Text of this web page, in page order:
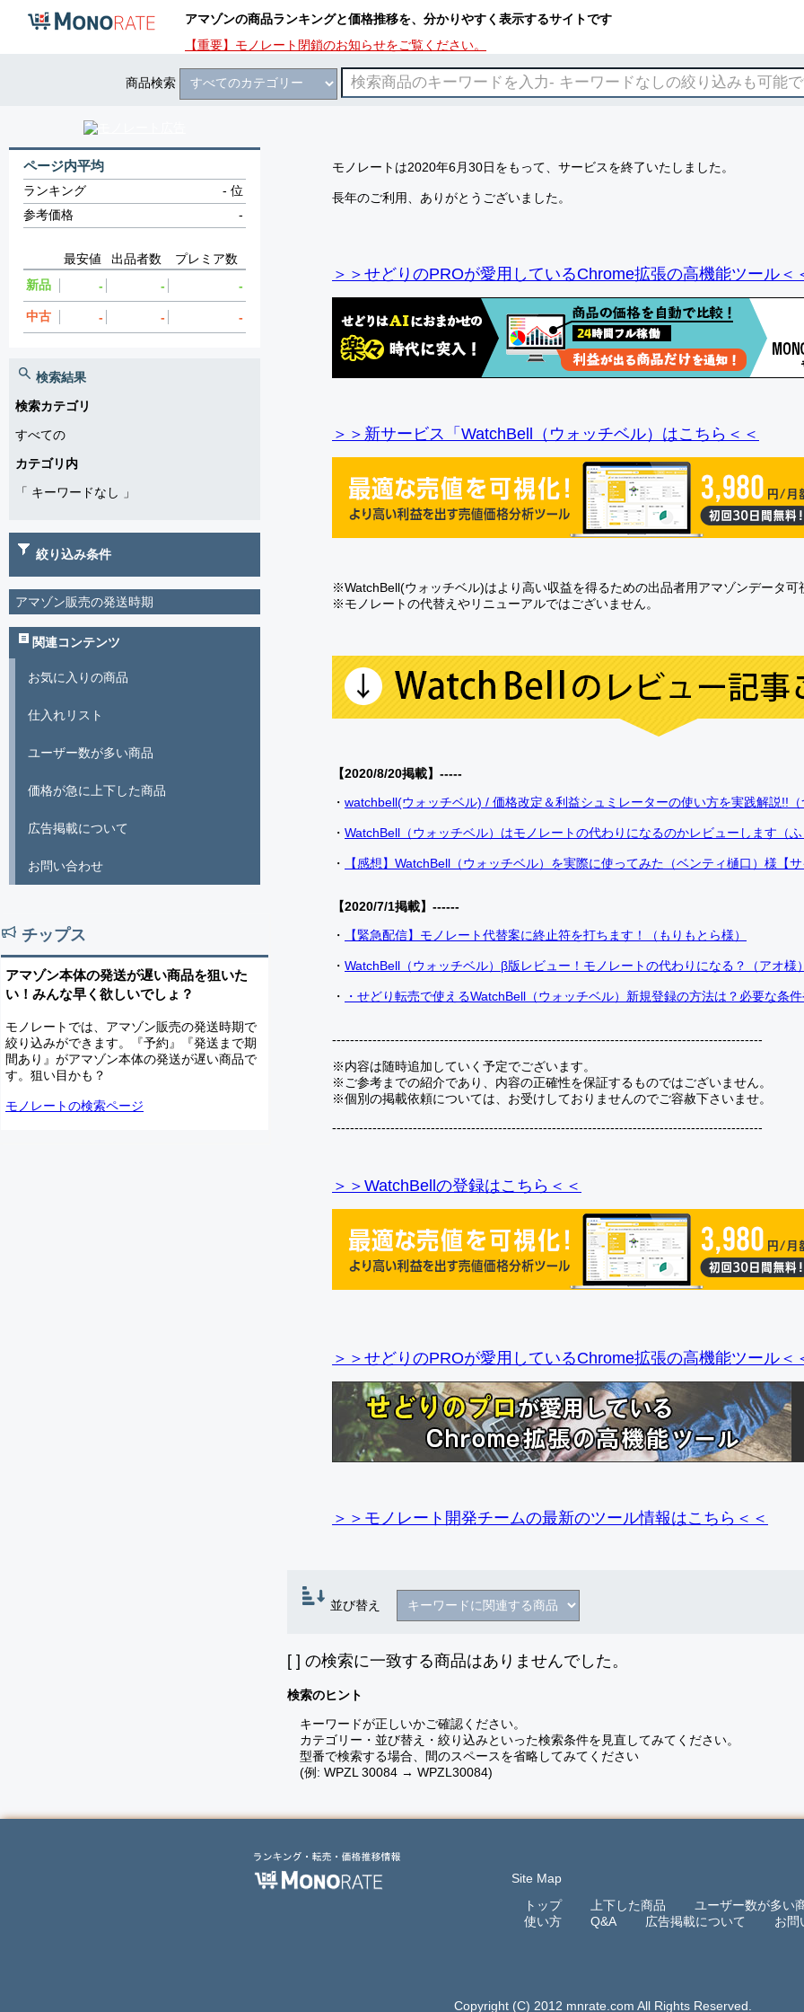
アマゾンの商品ランキングと価格推移を、分かりやすく表示するサイトです
【重要】モノレート閉鎖のお知らせをご覧ください。
商品検索
モノレートは2020年6月30日をもって、サービスを終了いたしました。
長年のご利用、ありがとうございました。
＞＞せどりのPROが愛用しているChrome拡張の高機能ツール＜
＞＞新サービス「WatchBell（ウォッチベル）はこちら＜＜
※WatchBell(ウォッチベル)はより高い収益を得るための出品者用アマゾンデータ可
※モノレートの代替えやリニューアルではございません。
【2020/8/20掲載】-----
・ watchbell(ウォッチベル) / 価格改定＆利益シュミレーターの使い方を実践解説!!
・ WatchBell（ウォッチベル）はモノレートの代わりになるのかレビューします（
・ 【感想】WatchBell（ウォッチベル）を実際に使ってみた（ベンティ樋口）様【
【2020/7/1掲載】------
・
【緊急配信】モノレート代替案に終止符を打ちます！（もりもとら様）
・ WatchBell（ウォッチベル）β版レビュー！モノレートの代わりになる？（アオ様
・ ・せどり転売で使えるWatchBell（ウォッチベル）新規登録の方法は？必要な条
------------------------------------------------------------------------------------------------
※内容は随時追加していく予定でございます。
※ご参考までの紹介であり、内容の正確性を保証するものではございません。
※個別の掲載依頼については、お受けしておりませんのでご容赦下さいませ。
------------------------------------------------------------------------------------------------
＞＞WatchBellの登録はこちら＜＜
＞＞せどりのPROが愛用しているChrome拡張の高機能ツール＜
＞＞モノレート開発チームの最新のツール情報はこちら＜＜
並び替え
[ ] の検索に一致する商品はありませんでした。
検索のヒント
キーワードが正しいかご確認ください。
カテゴリー・並び替え・絞り込みといった検索条件を見直してみてください。
型番で検索する場合、間のスペースを省略してみてください
(例: WPZL 30084 → WPZL30084)
ページ内平均
ランキング -位
参考価格
-
最安値 出品者数
プレミア数
新品
- - -
中古 - - -
検索結果
検索カテゴリ
すべての
カテゴリ内
「 キーワードなし 」
絞り込み条件
アマゾン販売の発送時期
関連コンテンツ
お気に入りの商品
仕入れリスト
ユーザー数が多い商品
価格が急に上下した商品
広告掲載について
お問い合わせ
チップス
アマゾン本体の発送が遅い商品を狙いた
い！みんな早く欲しいでしょ？
モノレートでは、アマゾン販売の発送時期で
絞り込みができます。『予約』『発送まで期
間あり』がアマゾン本体の発送が遅い商品で
す。狙い目かも？
モノレートの検索ページ
Site Map
トップ
上下した商品
ユーザー数が多い
使い方
Q&A 広告掲載について お問
Copyright (C) 2012 mnrate.com All Rights Reserved.